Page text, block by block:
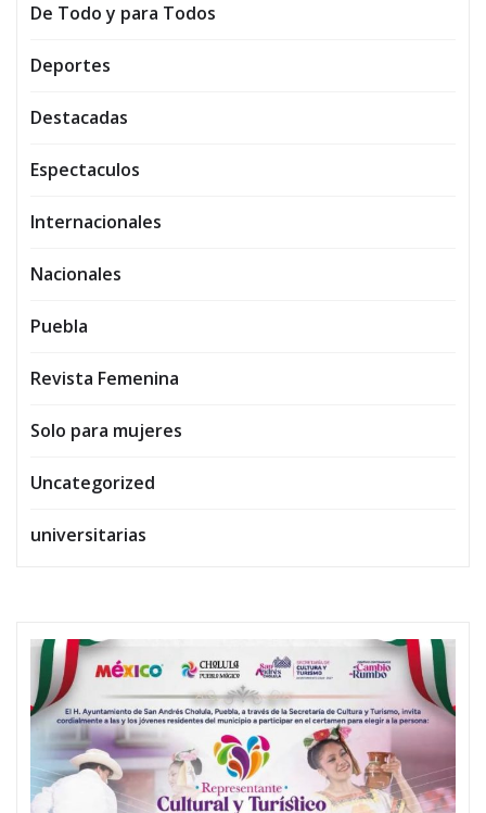
De Todo y para Todos
Deportes
Destacadas
Espectaculos
Internacionales
Nacionales
Puebla
Revista Femenina
Solo para mujeres
Uncategorized
universitarias